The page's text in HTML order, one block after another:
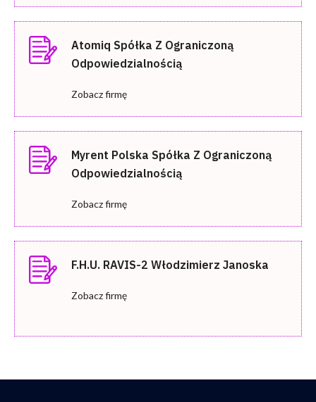
Atomiq Spółka Z Ograniczoną
Odpowiedzialnością
Zobacz firmę
Myrent Polska Spółka Z Ograniczoną
Odpowiedzialnością
Zobacz firmę
F.H.U. RAVIS-2 Włodzimierz Janoska
Zobacz firmę